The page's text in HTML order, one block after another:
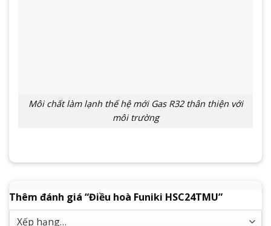
Môi chất làm lạnh thế hệ mới Gas R32 thân thiện với
môi trường
Thêm đánh giá “Điều hoà Funiki HSC24TMU”